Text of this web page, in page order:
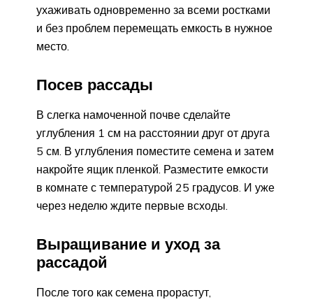
ухаживать одновременно за всеми ростками
и без проблем перемещать емкость в нужное
место.
Посев рассады
В слегка намоченной почве сделайте
углубления 1 см на расстоянии друг от друга
5 см. В углубления поместите семена и затем
накройте ящик пленкой. Разместите емкости
в комнате с температурой 25 градусов. И уже
через неделю ждите первые всходы.
Выращивание и уход за
рассадой
После того как семена прорастут,